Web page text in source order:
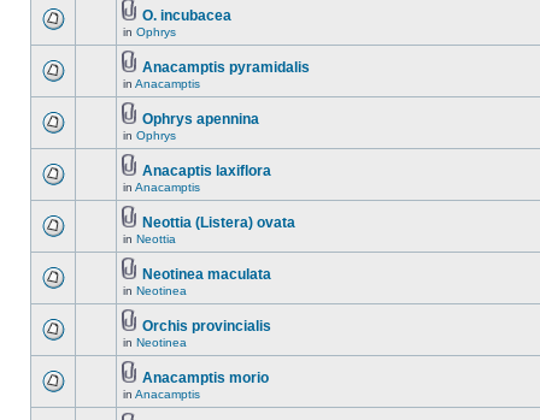
O. incubacea
in Ophrys
Anacamptis pyramidalis
in Anacamptis
Ophrys apennina
in Ophrys
Anacaptis laxiflora
in Anacamptis
Neottia (Listera) ovata
in Neottia
Neotinea maculata
in Neotinea
Orchis provincialis
in Neotinea
Anacamptis morio
in Anacamptis